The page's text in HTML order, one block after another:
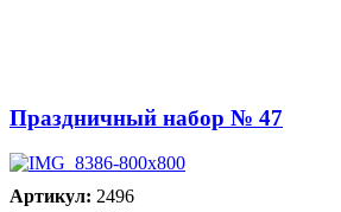
Праздничный набор № 47
Артикул: 2496